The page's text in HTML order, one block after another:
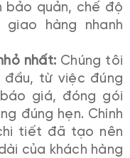
bảo quản, chế độ
hàng nhanh
nhất:Chúng tôi
đầu, từ việc đúng
giá, đóng gói
đúng hẹn. Chính
tiết đã tạo nên
của khách hàng